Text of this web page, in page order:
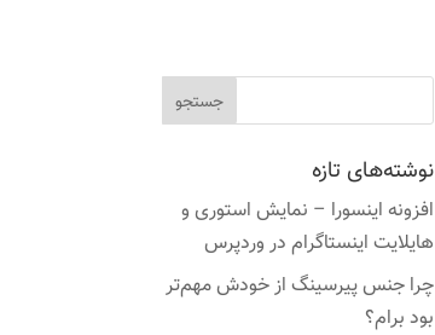
نوشته‌های تازه
افزونه اینسورا – نمایش استوری و
هایلایت اینستاگرام در وردپرس
چرا جنس پیرسینگ از خودش مهم‌تر
بود برام؟